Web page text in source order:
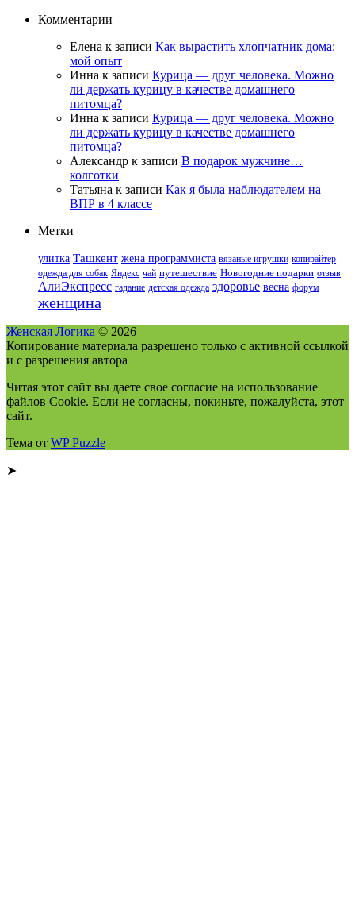
Комментарии
Елена к записи Как вырастить хлопчатник дома:
мой опыт
Инна к записи Курица — друг человека. Можно
ли держать курицу в качестве домашнего
питомца?
Инна к записи Курица — друг человека. Можно
ли держать курицу в качестве домашнего
питомца?
Александр к записи В подарок мужчине…
колготки
Татьяна к записи Как я была наблюдателем на
ВПР в 4 классе
Метки
улитка Ташкент жена программиста вязаные игрушки копирайтер
одежда для собак Яндекс чай путешествие Новогодние подарки отзыв
АлиЭкспресс гадание детская одежда здоровье весна форум
женщина
Женская Логика © 2026
Копирование материала разрешено только с активной ссылкой
и с разрешения автора
Читая этот сайт вы даете свое согласие на использование
файлов Cookie. Если не согласны, покиньте, пожалуйста, этот
сайт.
Тема от WP Puzzle
➤